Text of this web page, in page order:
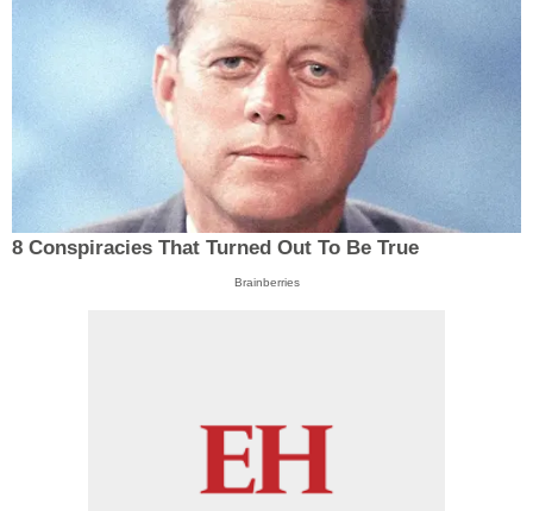
8 Conspiracies That Turned Out To Be True
Brainberries